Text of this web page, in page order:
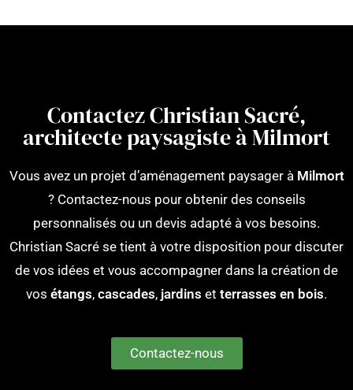
Contactez Christian Sacré,
architecte paysagiste à Milmort
Vous avez un projet d’aménagement paysager à Milmort
? Contactez-nous pour obtenir des conseils
personnalisés ou un devis adapté à vos besoins.
Christian Sacré se tient à votre disposition pour discuter
de vos idées et vous accompagner dans la création de
vos étangs, cascades, jardins et terrasses en bois.
Contactez-nous